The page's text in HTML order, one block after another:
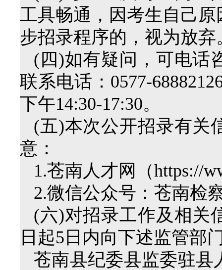
工具畅通，因考生自己
步招录程序的，视为放弃
(四)如有疑问，可电话
联系电话：0577-
下午14:30-17:30。
(五)本次公开招录有关
意：
1.苍南人才网（https://
2.微信公众号：苍南检
(六)对招录工作及相关
日起5日内向下述监管部
苍南县纪委县监委驻县